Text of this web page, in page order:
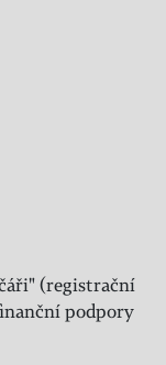
(registrační
podpory